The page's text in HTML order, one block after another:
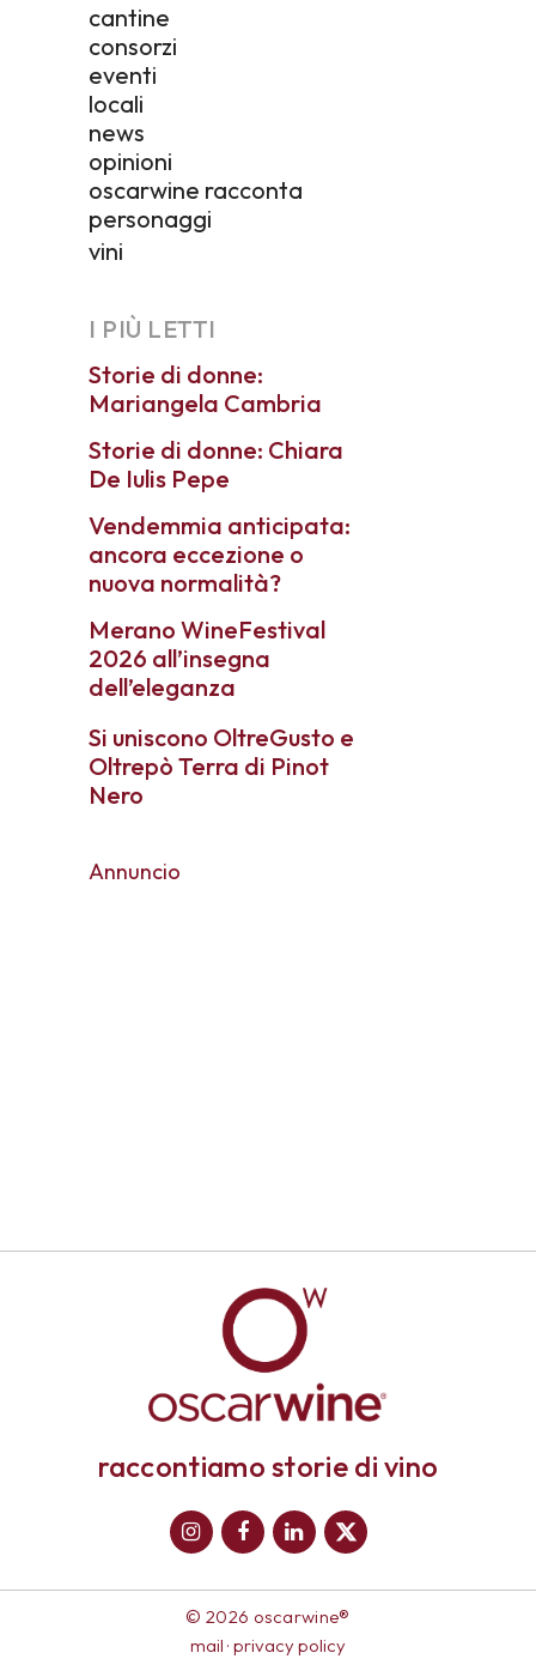
cantine
consorzi
eventi
locali
news
opinioni
oscarwine racconta
personaggi
vini
I PIÙ LETTI
Storie di donne:
Mariangela Cambria
Storie di donne: Chiara
De Iulis Pepe
Vendemmia anticipata:
ancora eccezione o
nuova normalità?
Merano WineFestival
2026 all’insegna
dell’eleganza
Si uniscono OltreGusto e
Oltrepò Terra di Pinot
Nero
Annuncio
raccontiamo storie di vino
© 2026 oscarwine®
mail · privacy policy